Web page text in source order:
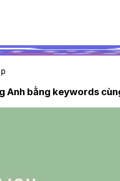
Anh bằng keywords